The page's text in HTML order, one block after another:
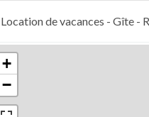
Location de vacances - Gîte -
+
−